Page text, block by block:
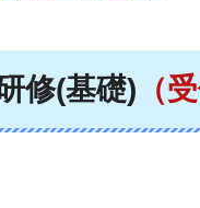
修(基礎) （